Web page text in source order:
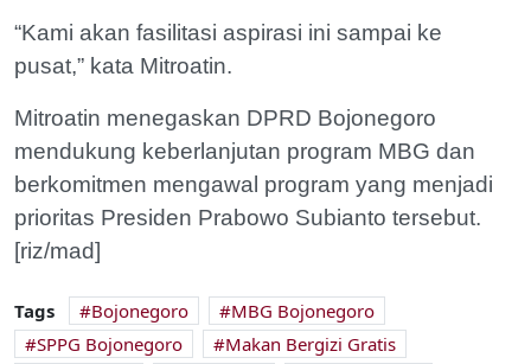
“Kami akan fasilitasi aspirasi ini sampai ke
pusat,” kata Mitroatin.
Mitroatin menegaskan DPRD Bojonegoro
mendukung keberlanjutan program MBG dan
berkomitmen mengawal program yang menjadi
prioritas Presiden Prabowo Subianto tersebut.
[riz/mad]
Tags Bojonegoro
MBG Bojonegoro
SPPG Bojonegoro
Makan Bergizi Gratis